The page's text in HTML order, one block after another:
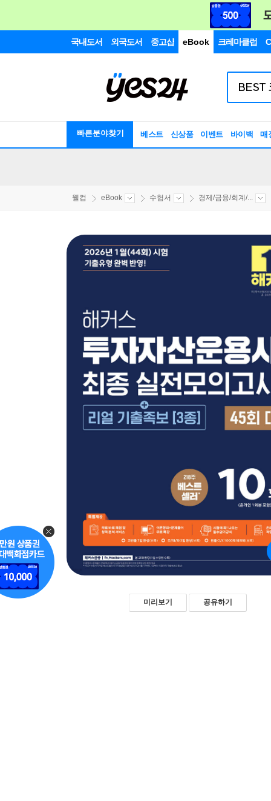
국내도서 외국도서 중고샵 eBook 크레마클럽
빠른분야찾기 베스트 신상품 이벤트 바이백 매
웰컴 eBook 수험서 경제/금융/회계/...
미리보기 공유하기